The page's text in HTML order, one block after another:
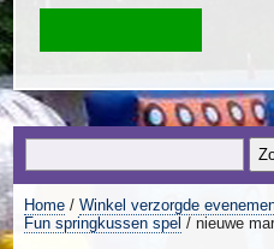
Home/ Winkel verzorgde
Fun springkussen spel / nieuwe